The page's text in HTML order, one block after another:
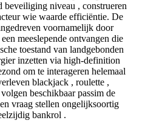
beveiliging niveau , construeren
wie waarde efficiëntie. De
voornamelijk door
meeslepende ontvangen die
toestand van landgebonden
inzetten via high-definition
om te interageren helemaal
blackjack , roulette ,
beschikbaar passim de
vraag stellen ongelijksoortig
bankrol .